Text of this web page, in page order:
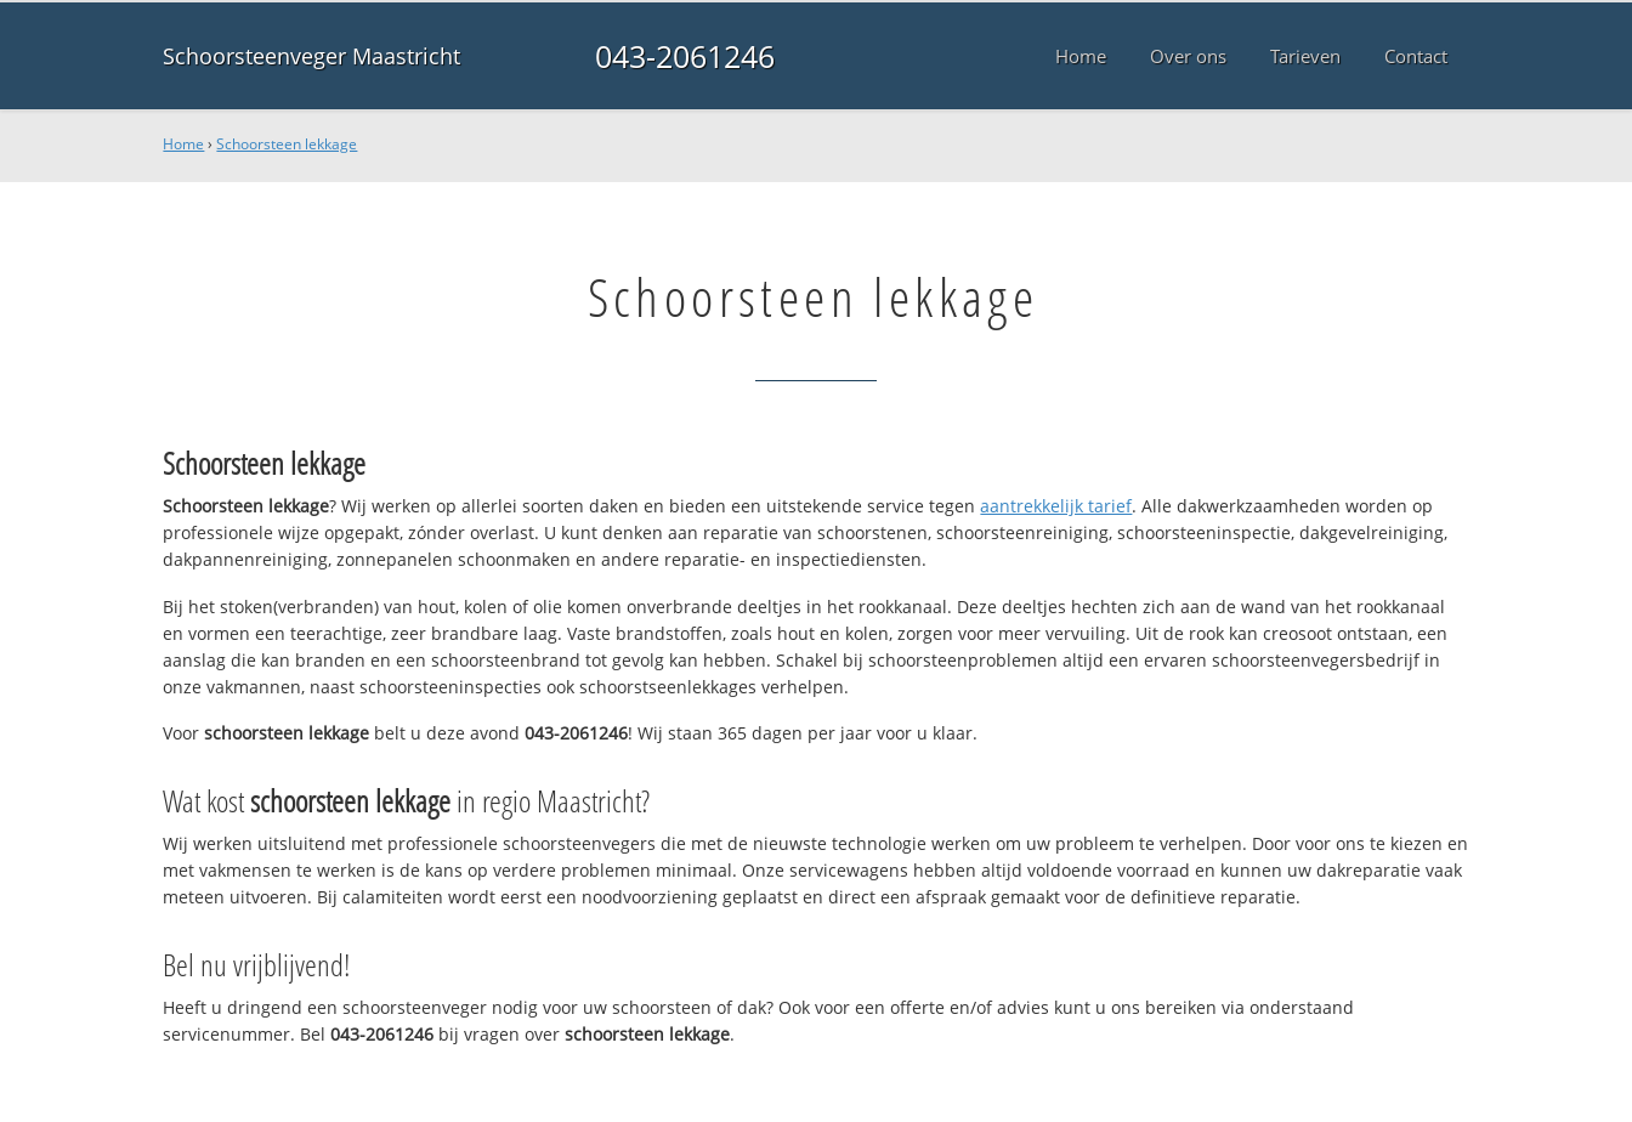
Schoorsteenveger Maastricht 043-2061246 Home Over ons Tarieven Contact
Home ›Schoorsteen lekkage
Schoorsteen lekkage
Schoorsteen lekkage
Schoorsteen lekkage? Wij werken op allerlei soorten daken en bieden een uitstekende service tegenaantrekkelijk tarief. Alle dakwerkzaamheden worden op
professionele wijze opgepakt, zónder overlast. U kunt denken aan reparatie van schoorstenen, schoorsteenreiniging, schoorsteeninspectie, dakgevelreiniging,
dakpannenreiniging, zonnepanelen schoonmaken en andere reparatie- en inspectiediensten.
Bij het stoken(verbranden) van hout, kolen of olie komen onverbrande deeltjes in het rookkanaal. Deze deeltjes hechten zich aan de wand van het rookkanaal
en vormen een teerachtige, zeer brandbare laag. Vaste brandstoffen, zoals hout en kolen, zorgen voor meer vervuiling. Uit de rook kan creosoot ontstaan, een
aanslag die kan branden en een schoorsteenbrand tot gevolg kan hebben. Schakel bij schoorsteenproblemen altijd een ervaren schoorsteenvegersbedrijf in
onze vakmannen, naast schoorsteeninspecties ook schoorstseenlekkages verhelpen.
Voorschoorsteen lekkage belt u deze avond043-2061246! Wij staan 365 dagen per jaar voor u klaar.
Wat kostschoorsteen lekkagein regio Maastricht?
Wij werken uitsluitend met professionele schoorsteenvegers die met de nieuwste technologie werken om uw probleem te verhelpen. Door voor ons te kiezen en
met vakmensen te werken is de kans op verdere problemen minimaal. Onze servicewagens hebben altijd voldoende voorraad en kunnen uw dakreparatie vaak
meteen uitvoeren. Bij calamiteiten wordt eerst een noodvoorziening geplaatst en direct een afspraak gemaakt voor de definitieve reparatie.
Bel nu vrijblijvend!
Heeft u dringend een schoorsteenveger nodig voor uw schoorsteen of dak? Ook voor een offerte en/of advies kunt u ons bereiken via onderstaand
servicenummer. Bel043-2061246 bij vragen overschoorsteen lekkage.